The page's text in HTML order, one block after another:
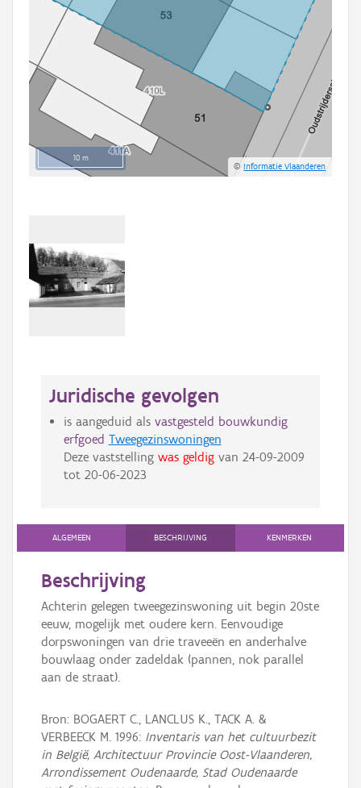
10 m
©Informatie Vlaanderen
Juridische gevolgen
is aangeduid als vastgesteld bouwkundig
erfgoed Tweegezinswoningen
Deze vaststelling was geldigvan 24-09-2009
tot 20-06-2023
ALGEMEEN BESCHRIJVING KENMERKEN
Beschrijving
Achterin gelegen tweegezinswoning uit begin 20ste
eeuw, mogelijk met oudere kern. Eenvoudige
dorpswoningen van drie traveeën en anderhalve
bouwlaag onder zadeldak (pannen, nok parallel
aan de straat).
Bron: BOGAERT C., LANCLUS K., TACK A. &
VERBEECK M. 1996: Inventaris van het cultuurbezit
in België, Architectuur Provincie Oost-Vlaanderen,
Arrondissement Oudenaarde, Stad Oudenaarde